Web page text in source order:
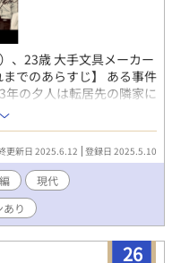
、23歳 大手文具メーカー
でのあらすじ】 ある事件
の夕人は転居先の隣家に
えた美しい顔立ちの夕人
込むように癒しを与える
り想いを通わせるも、す
の空白期間を経て社会人
の運命とも思える邂逅に
を確かめ合う。二人は遂
の時間を埋めていこう、
に過ごしていくため
幾多の困難を乗り換
更新日 2025.6.12 登録日 2025.5.10
現代
あり
26